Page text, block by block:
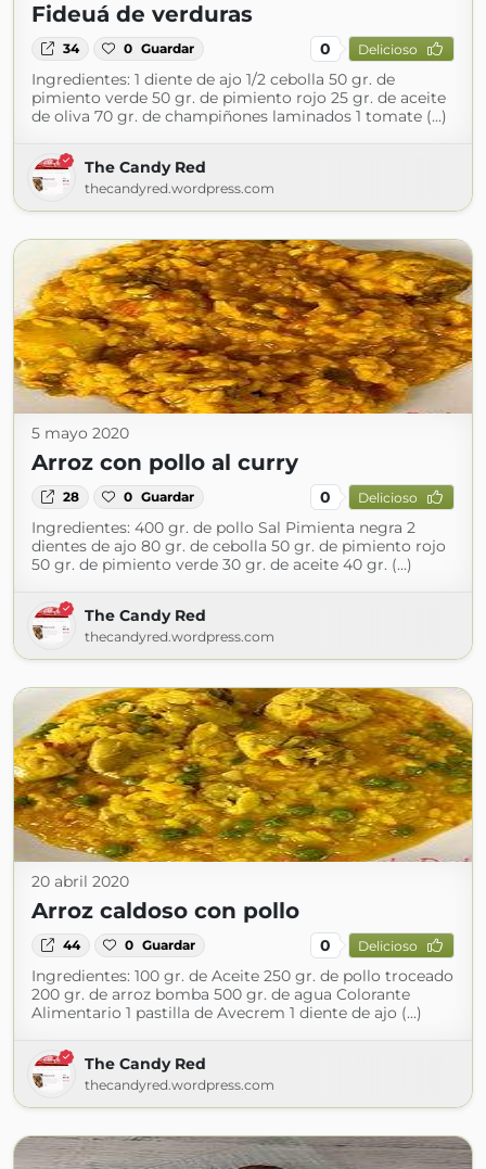
Fideuá de verduras
34 0 Guardar 0 Delicioso
Ingredientes: 1 diente de ajo 1/2 cebolla 50 gr. de
pimiento verde 50 gr. de pimiento rojo 25 gr. de aceite
de oliva 70 gr. de champiñones laminados 1 tomate (...)
The Candy Red
thecandyred.wordpress.com
5 mayo 2020
Arroz con pollo al curry
28 0 Guardar 0 Delicioso
Ingredientes: 400 gr. de pollo Sal Pimienta negra 2
dientes de ajo 80 gr. de cebolla 50 gr. de pimiento rojo
50 gr. de pimiento verde 30 gr. de aceite 40 gr. (...)
The Candy Red
thecandyred.wordpress.com
20 abril 2020
Arroz caldoso con pollo
44 0 Guardar 0 Delicioso
Ingredientes: 100 gr. de Aceite 250 gr. de pollo troceado
200 gr. de arroz bomba 500 gr. de agua Colorante
Alimentario 1 pastilla de Avecrem 1 diente de ajo (...)
The Candy Red
thecandyred.wordpress.com